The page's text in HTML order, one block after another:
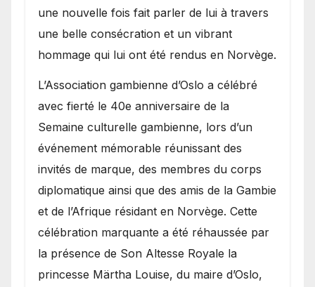
une nouvelle fois fait parler de lui à travers
une belle consécration et un vibrant
hommage qui lui ont été rendus en Norvège.
​L’Association gambienne d’Oslo a célébré
avec fierté le 40e anniversaire de la
Semaine culturelle gambienne, lors d’un
événement mémorable réunissant des
invités de marque, des membres du corps
diplomatique ainsi que des amis de la Gambie
et de l’Afrique résidant en Norvège. Cette
célébration marquante a été réhaussée par
la présence de Son Altesse Royale la
princesse Märtha Louise, du maire d’Oslo,